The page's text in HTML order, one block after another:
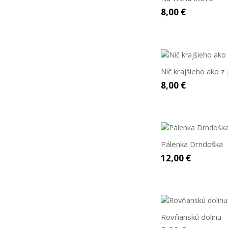
8,00 €
Nič krajšieho ako z
8,00 €
Pálenka Drndoška
12,00 €
Rovňanskú dolinu